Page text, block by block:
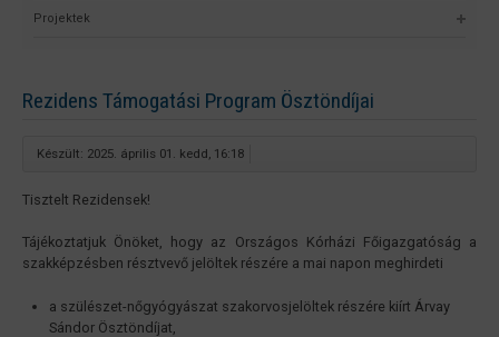
Projektek
Rezidens Támogatási Program Ösztöndíjai
Készült: 2025. április 01. kedd, 16:18
Tisztelt Rezidensek!
Tájékoztatjuk Önöket, hogy az Országos Kórházi Főigazgatóság a
szakképzésben résztvevő jelöltek részére a mai napon meghirdeti
a szülészet-nőgyógyászat szakorvosjelöltek részére kiírt Árvay
Sándor Ösztöndíjat,